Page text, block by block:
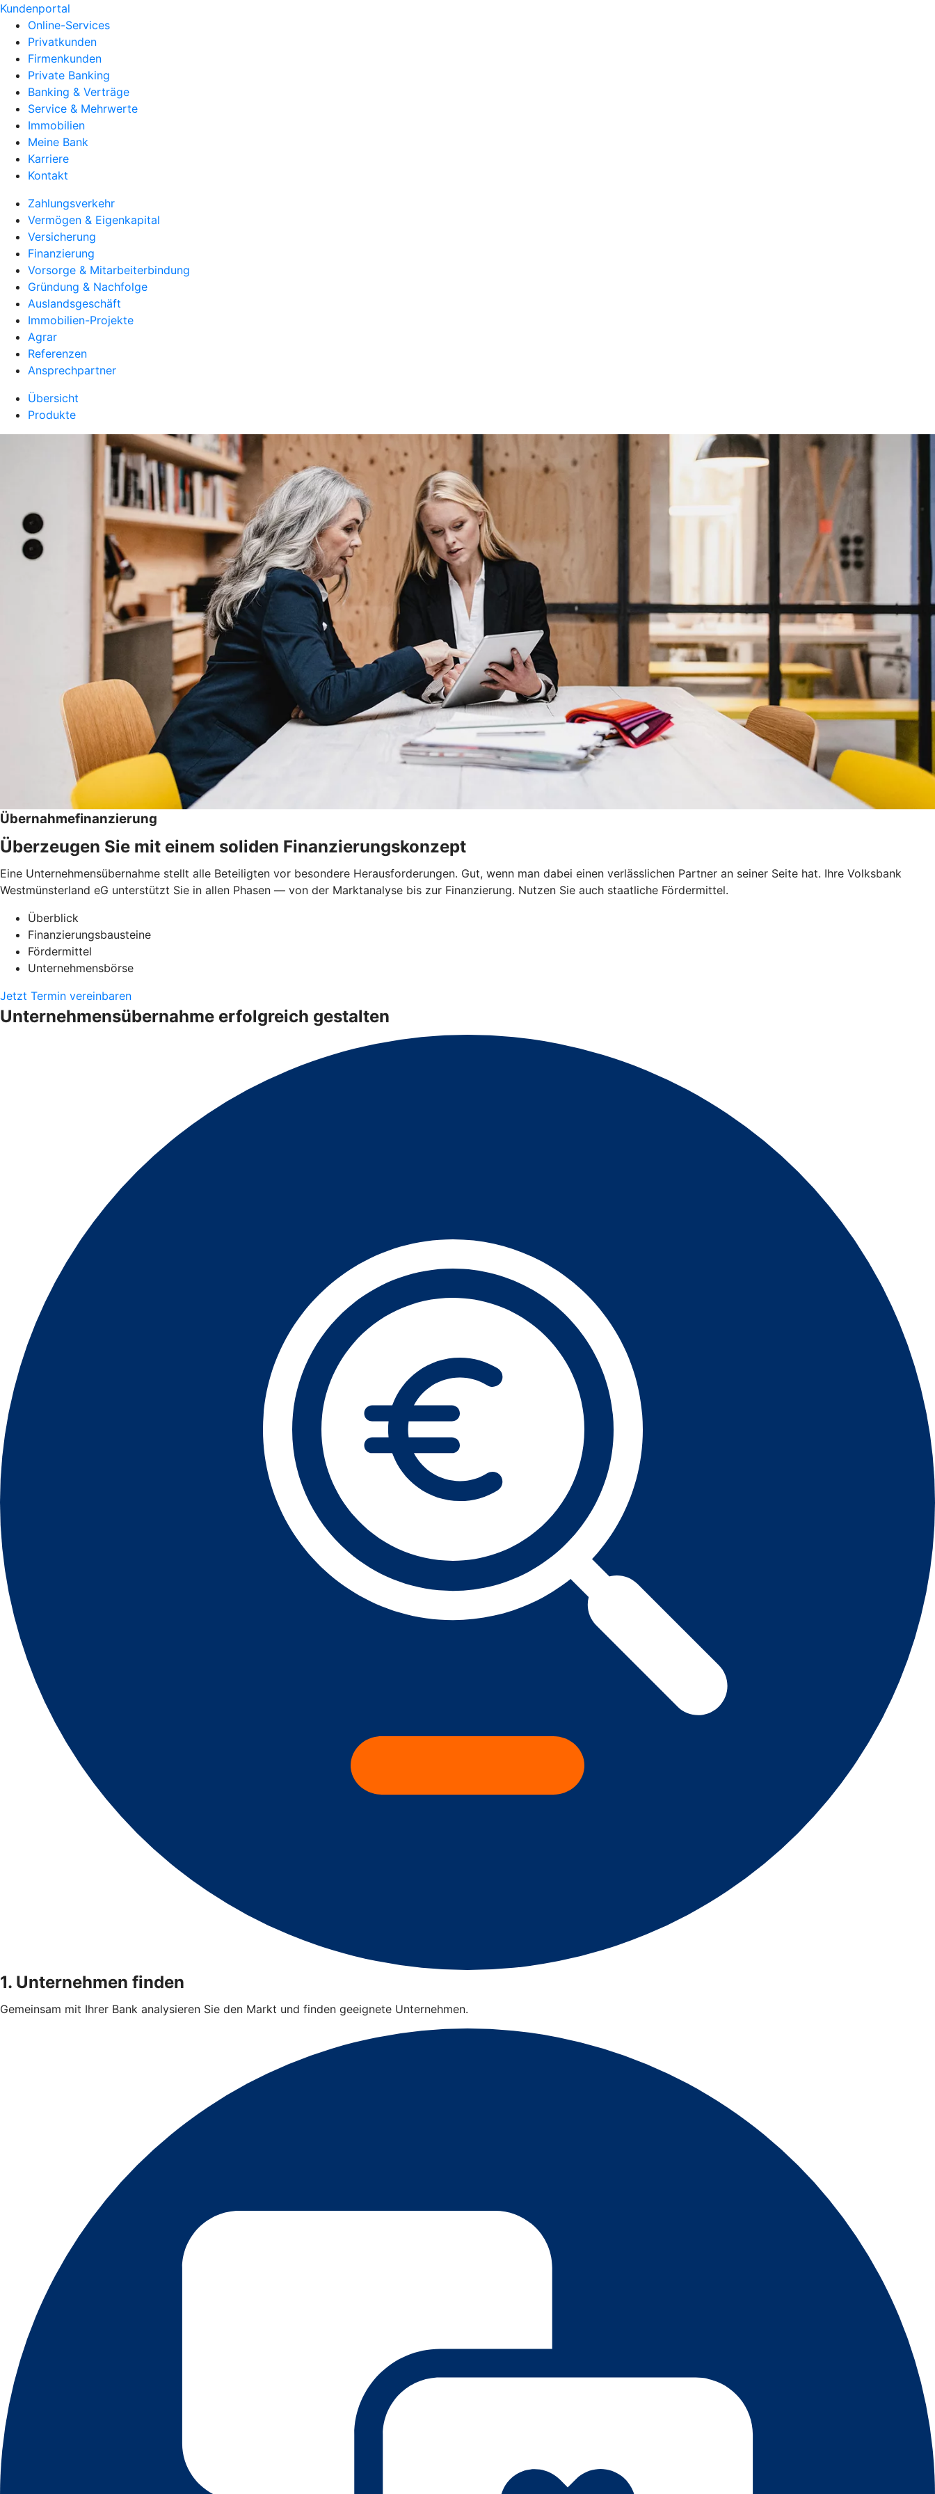
Kundenportal
Online-Services
Privatkunden
Firmenkunden
Private Banking
Banking & Verträge
Service & Mehrwerte
Immobilien
Meine Bank
Karriere
Kontakt
Zahlungsverkehr
Vermögen & Eigenkapital
Versicherung
Finanzierung
Vorsorge & Mitarbeiterbindung
Gründung & Nachfolge
Auslandsgeschäft
Immobilien-Projekte
Agrar
Referenzen
Ansprechpartner
Übersicht
Produkte
Übernahmefinanzierung
Überzeugen Sie mit einem soliden Finanzierungskonzept
Eine Unternehmensübernahme stellt alle Beteiligten vor besondere Herausforderungen. Gut, wenn man dabei einen verlässlichen Partner an seiner Seite hat. Ihre Volksbank
Westmünsterland eG unterstützt Sie in allen Phasen — von der Marktanalyse bis zur Finanzierung. Nutzen Sie auch staatliche Fördermittel.
Überblick
Finanzierungsbausteine
Fördermittel
Unternehmensbörse
Jetzt Termin vereinbaren
Unternehmensübernahme erfolgreich gestalten
1. Unternehmen finden
Gemeinsam mit Ihrer Bank analysieren Sie den Markt und finden geeignete Unternehmen.